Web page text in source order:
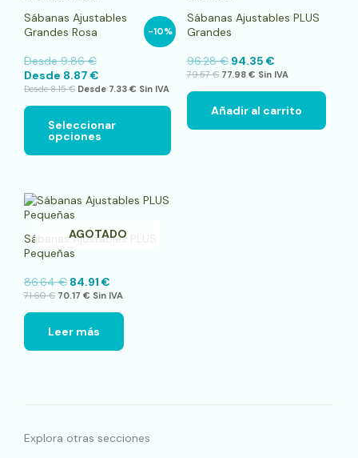
-10%
Sábanas Ajustables
Grandes Rosa
Desde9.86€
Desde 8.87 €
Desde8.15€ Desde 7.33 € Sin IVA
Seleccionar
opciones
múltiples
variantes.
opciones
pueden
elegir
página
Sábanas Ajustables PLUS
Grandes
96.28€ 94.35 €
79.57€ 77.98 € Sin IVA
Añadir al carrito
AGOTADO
Sábanas Ajustables PLUS
Pequeñas
86.64€ 84.91 €
71.60€ 70.17 € Sin IVA
Leer más
Explora otras secciones